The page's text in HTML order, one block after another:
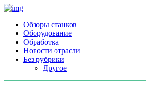
Обзоры станков
Оборудование
Обработка
Новости отрасли
Без рубрики
Другое